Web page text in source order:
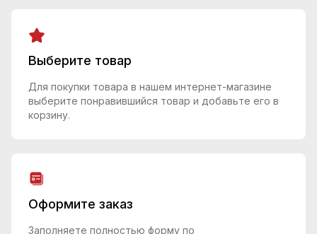
Выберите товар
Для покупки товара в нашем интернет-магазине
выберите понравившийся товар и добавьте его в
корзину.
Оформите заказ
Заполняете полностью форму по